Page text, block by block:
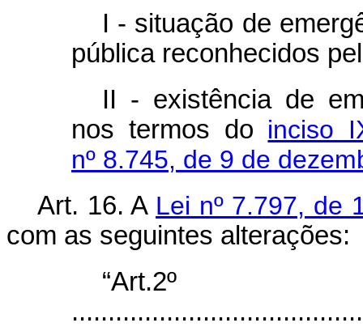
I - situação de
pública reconhecidos
II - existência de
nos termos do inciso
nº 8.745, de 9 de
Art. 16. A Lei nº 7.797, de
com as seguintes alterações:
“Art.2º